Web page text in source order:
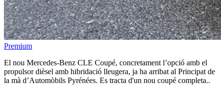
Premium
El nou Mercedes-Benz CLE Coupé, concretament l’opció amb el
propulsor dièsel amb hibridació lleugera, ja ha arribat al Principat de
la mà d’Automòbils Pyrénées. Es tracta d'un nou coupé completa..